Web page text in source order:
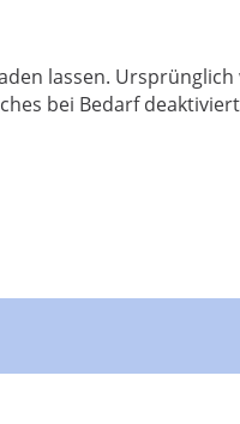
lassen. Ursprünglich
bei Bedarf deaktiviert